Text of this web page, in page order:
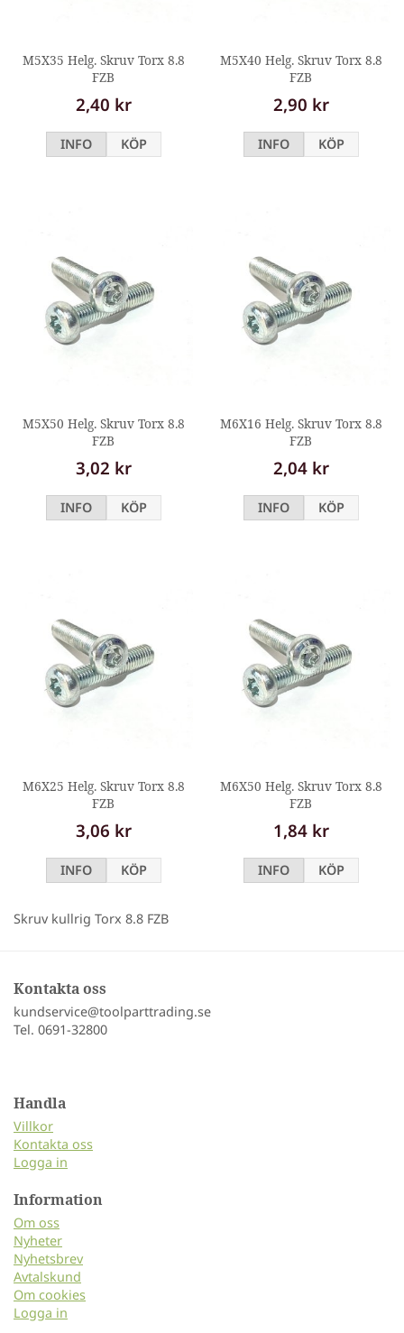
M5X35 Helg. Skruv Torx 8.8
FZB
2,40 kr
INFO KÖP
M5X40 Helg. Skruv Torx 8.8
FZB
2,90 kr
INFO KÖP
M5X50 Helg. Skruv Torx 8.8
FZB
3,02 kr
INFO KÖP
M6X16 Helg. Skruv Torx 8.8
FZB
2,04 kr
INFO KÖP
M6X25 Helg. Skruv Torx 8.8
FZB
3,06 kr
INFO KÖP
M6X50 Helg. Skruv Torx 8.8
FZB
1,84 kr
INFO KÖP
Skruv kullrig Torx 8.8 FZB
Kontakta oss
kundservice@toolparttrading.se
Tel. 0691-32800
Handla
Villkor
Kontakta oss
Logga in
Information
Om oss
Nyheter
Nyhetsbrev
Avtalskund
Om cookies
Logga in